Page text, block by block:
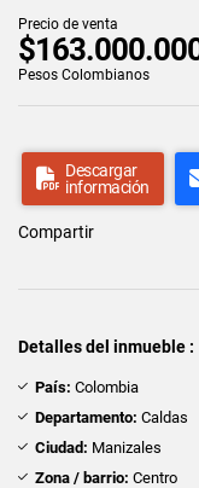
Precio de venta
Pesos Colombianos
Descargar
información
Compartir
Detalles del inmueble :
País: Colombia
Departamento: Caldas
Ciudad: Manizales
Zona / barrio: Centro